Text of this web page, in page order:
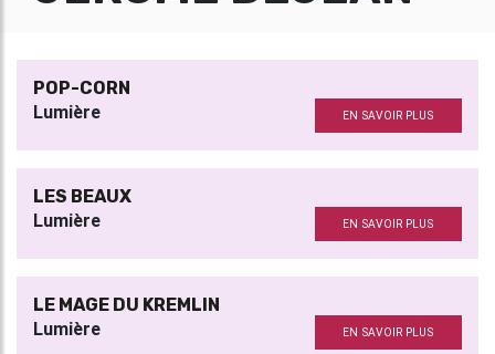
POP-CORN
Lumière EN SAVOIR PLUS
LES BEAUX
Lumière EN SAVOIR PLUS
LE MAGE DU KREMLIN
Lumière EN SAVOIR PLUS